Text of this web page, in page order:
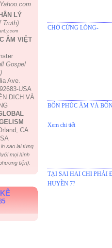
LÝ
Truth)
ÂM VIỆT
Gospel
Ave.
USA
DỊCH VÀ
CA
sao lại từng
mọi hình
tiện).
CHỚ CỨNG LÒNG-
BỐN PHÚC ÂM VÀ
Xem chi tiết
TẠI SAI HAI CHI PHÁI
HUYỀN 7?